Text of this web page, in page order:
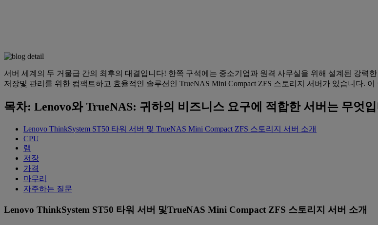
서버 세계의 두 거물급 간의 최후의 대결입니다! 한쪽 구석에는 중소기업과 원격 사무실을 위해 설계된 강력
저장및 관리를 위한 컴팩트하고 효율적인 솔루션인 TrueNAS Mini Compact ZFS 스토리지 서버가 있습니다.
목차: Lenovo와 TrueNAS: 귀하의 비즈니스 요구에 적합한 서버는 무엇
Lenovo ThinkSystem ST50 타워 서버 및 TrueNAS Mini Compact ZFS 스토리지 서버 소개
CPU
램
저장
가격
마무리
자주하는 질문
Lenovo ThinkSystem ST50 타워 서버 및TrueNAS Mini Compact ZFS 스토리지 서버 소개